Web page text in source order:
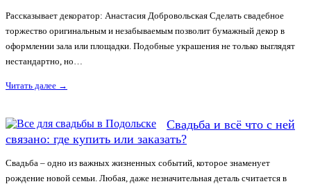
Рассказывает декоратор: Анастасия Добровольская Сделать свадебное
торжество оригинальным и незабываемым позволит бумажный декор в
оформлении зала или площадки. Подобные украшения не только выглядят
нестандартно, но…
Читать далее →
Свадьба и всё что с ней
связано: где купить или заказать?
Свадьба – одно из важных жизненных событий, которое знаменует
рождение новой семьи. Любая, даже незначительная деталь считается в